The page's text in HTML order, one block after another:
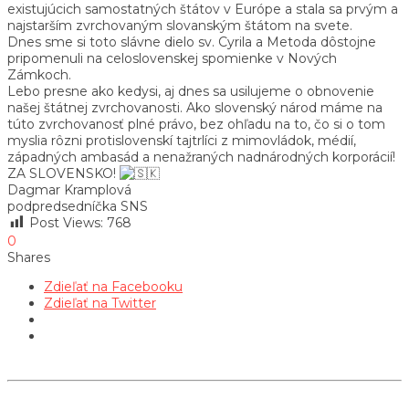
existujúcich samostatných štátov v Európe a stala sa prvým a
najstarším zvrchovaným slovanským štátom na svete.
Dnes sme si toto slávne dielo sv. Cyrila a Metoda dôstojne
pripomenuli na celoslovenskej spomienke v Nových
Zámkoch.
Lebo presne ako kedysi, aj dnes sa usilujeme o obnovenie
našej štátnej zvrchovanosti. Ako slovenský národ máme na
túto zvrchovanosť plné právo, bez ohľadu na to, čo si o tom
myslia rôzni protislovenskí tajtrlíci z mimovládok, médií,
západných ambasád a nenažraných nadnárodných korporácií!
ZA SLOVENSKO!
Dagmar Kramplová
podpredsedníčka SNS
Post Views: 768
0
Shares
Zdieľať na Facebooku
Zdieľať na Twitter